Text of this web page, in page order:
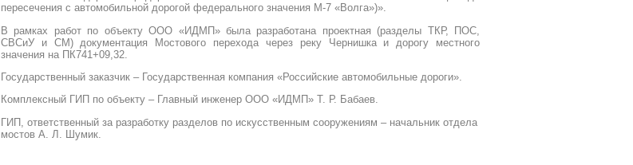
пересечения с автомобильной дорогой федерального значения М-7 «Волга»)».
В рамках работ по объекту ООО «ИДМП» была разработана проектная (разделы ТКР, ПОС,
СВСиУ и СМ) документация Мостового перехода через реку Чернишка и дорогу местного
значения на ПК741+09,32.
Государственный заказчик – Государственная компания «Российские автомобильные дороги».
Комплексный ГИП по объекту – Главный инженер ООО «ИДМП» Т. Р. Бабаев.
ГИП, ответственный за разработку разделов по искусственным сооружениям – начальник отдела
мостов А. Л. Шумик.